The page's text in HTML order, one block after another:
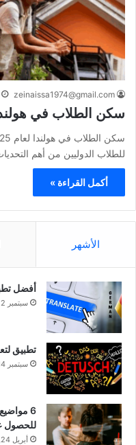
zeinaissa1974@gmail.com
سكن الطلاب في هولندا
للطلاب الدوليين من أهم
أكمل القراءة »
الأشهر
أفضل
سبتمبر 22, 2024
تطبيق
سبتمبر 14, 2024
6
للحصول
أبريل 24, 2025